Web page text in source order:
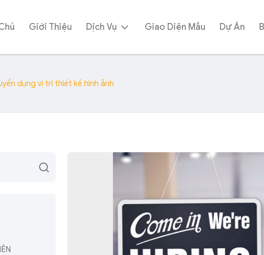
Giới Thiệu Dịch Vụ Giao Diện Mẫu Dự Án
dụng vị trí thiết kế hình ảnh